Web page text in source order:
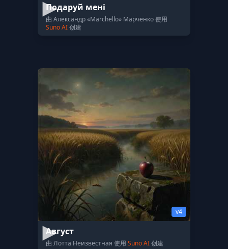
Подаруй мені
由 Александр «Marchello» Марченко 使用
Suno AI创建
v4
Август
由 Лотта Неизвестная 使用 Suno AI创建